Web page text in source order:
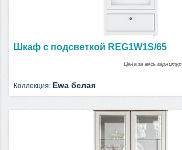
Шкаф с подсветкой REG1W1S/65
Цена за весь гарнитур
Коллекция: Ewa белая